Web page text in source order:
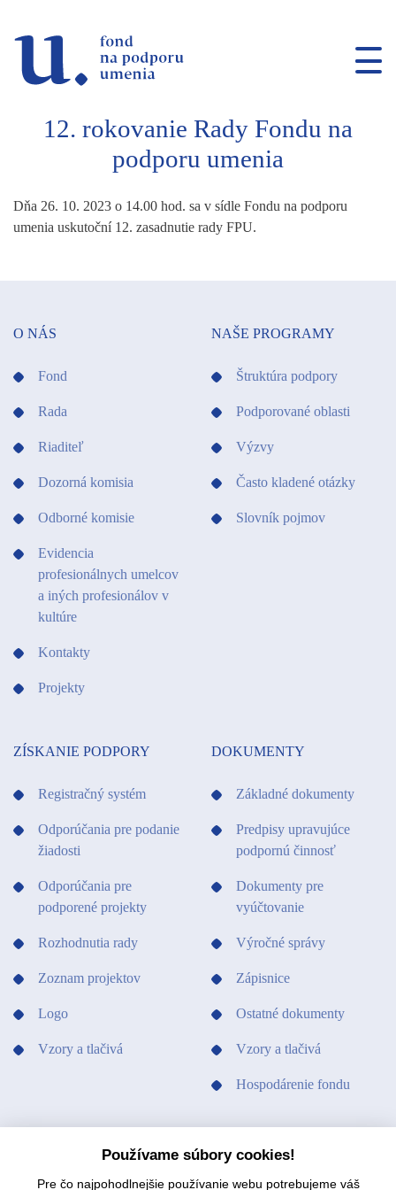
12. rokovanie Rady Fondu na
podporu umenia
Dňa 26. 10. 2023 o 14.00 hod. sa v sídle Fondu na podporu
umenia uskutoční 12. zasadnutie rady FPU.
O NÁS
Fond
Rada
Riaditeľ
Dozorná komisia
Odborné komisie
Evidencia
profesionálnych umelcov
a iných profesionálov v
kultúre
Kontakty
Projekty
NAŠE PROGRAMY
Štruktúra podpory
Podporované oblasti
Výzvy
Často kladené otázky
Slovník pojmov
ZÍSKANIE PODPORY
Registračný systém
Odporúčania pre podanie
žiadosti
Odporúčania pre
podporené projekty
Rozhodnutia rady
Zoznam projektov
Logo
Vzory a tlačivá
DOKUMENTY
Základné dokumenty
Predpisy upravujúce
podpornú činnosť
Dokumenty pre
vyúčtovanie
Výročné správy
Zápisnice
Ostatné dokumenty
Vzory a tlačivá
Hospodárenie fondu
PODPORILI SME KONTAKTY
Používame súbory cookies!
Pre čo najpohodlnejšie používanie webu potrebujeme váš